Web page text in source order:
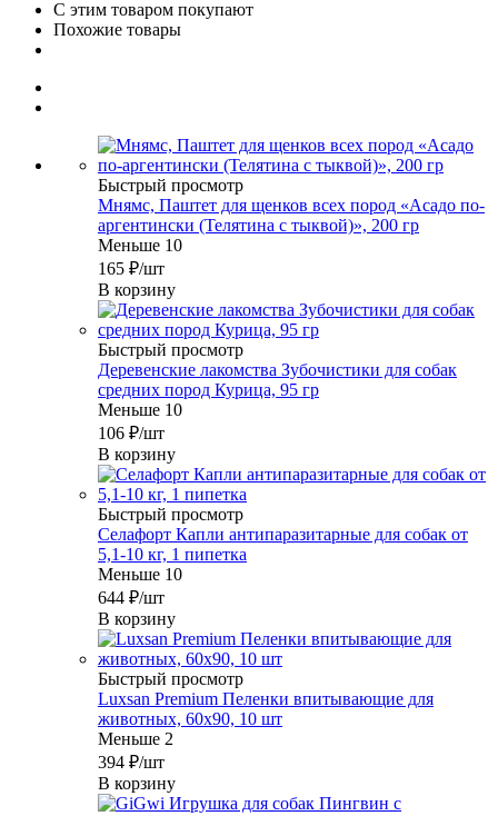
С этим товаром покупают
Похожие товары
Быстрый просмотр
Мнямс, Паштет для щенков всех пород «Асадо по-
аргентински (Телятина с тыквой)», 200 гр
Меньше 10
165 ₽/шт
В корзину
Быстрый просмотр
Деревенские лакомства Зубочистики для собак
средних пород Курица, 95 гр
Меньше 10
106 ₽/шт
В корзину
Быстрый просмотр
Селафорт Капли антипаразитарные для собак от
5,1-10 кг, 1 пипетка
Меньше 10
644 ₽/шт
В корзину
Быстрый просмотр
Luxsan Premium Пеленки впитывающие для
животных, 60х90, 10 шт
Меньше 2
394 ₽/шт
В корзину